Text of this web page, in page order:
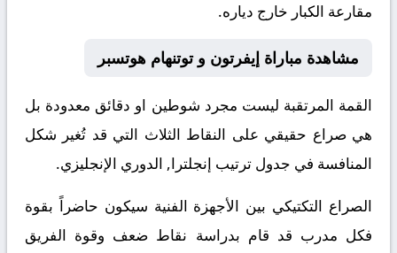
مقارعة الكبار خارج دياره.
مشاهدة مباراة إيفرتون و توتنهام هوتسبر
القمة المرتقبة ليست مجرد شوطين او دقائق معدودة بل
هي صراع حقيقي على النقاط الثلاث التي قد تُغير شكل
المنافسة في جدول ترتيب إنجلترا, الدوري الإنجليزي.
الصراع التكتيكي بين الأجهزة الفنية سيكون حاضراً بقوة
فكل مدرب قد قام بدراسة نقاط ضعف وقوة الفريق